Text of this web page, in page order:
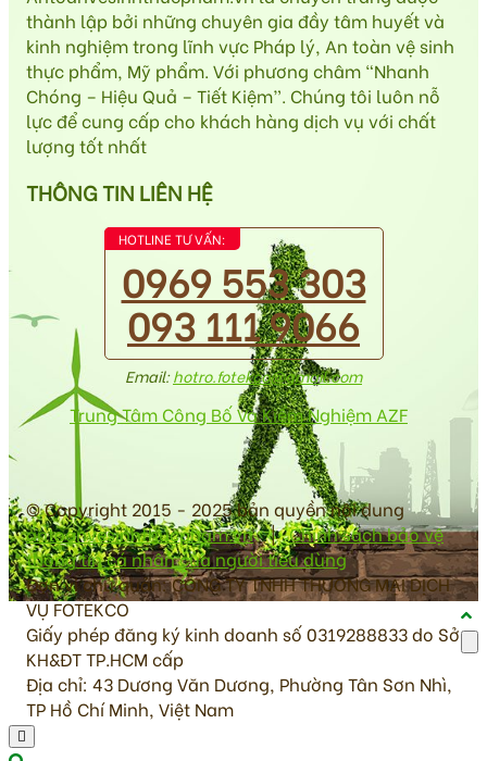
thành lập bởi những chuyên gia đầy tâm huyết và
kinh nghiệm trong lĩnh vực Pháp lý, An toàn vệ sinh
thực phẩm, Mỹ phẩm. Với phương châm “Nhanh
Chóng – Hiệu Quả – Tiết Kiệm”. Chúng tôi luôn nỗ
lực để cung cấp cho khách hàng dịch vụ với chất
lượng tốt nhất
THÔNG TIN LIÊN HỆ
HOTLINE TƯ VẤN:
0969 553 303
093 111 9066
Email:hotro.fotekco@gmail.com
Trung Tâm Công Bố Và Kiểm Nghiệm AZF
© Copyright 2015 - 2025 bản quyền nội dung
antoanvesinhthucpham.vn|Chính sách bảo vệ
thông tin cá nhân của người tiêu dùng
Đơn vị chủ quản: CÔNG TY TNHH THƯƠNG MẠI DỊCH
VỤ FOTEKCO
Giấy phép đăng ký kinh doanh số 0319288833 do Sở
KH&ĐT TP.HCM cấp
Địa chỉ: 43 Dương Văn Dương, Phường Tân Sơn Nhì,
TP Hồ Chí Minh, Việt Nam